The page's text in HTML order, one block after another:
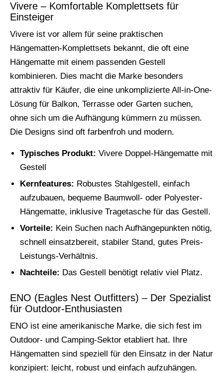
Vivere – Komfortable Komplettsets für
Einsteiger
Vivere ist vor allem für seine praktischen
Hängematten-Komplettsets bekannt, die oft eine
Hängematte mit einem passenden Gestell
kombinieren. Dies macht die Marke besonders
attraktiv für Käufer, die eine unkomplizierte All-in-One-
Lösung für Balkon, Terrasse oder Garten suchen,
ohne sich um die Aufhängung kümmern zu müssen.
Die Designs sind oft farbenfroh und modern.
Typisches Produkt: Vivere Doppel-Hängematte mit
Gestell
Kernfeatures: Robustes Stahlgestell, einfach
aufzubauen, bequeme Baumwoll- oder Polyester-
Hängematte, inklusive Tragetasche für das Gestell.
Vorteile: Kein Suchen nach Aufhängepunkten nötig,
schnell einsatzbereit, stabiler Stand, gutes Preis-
Leistungs-Verhältnis.
Nachteile: Das Gestell benötigt relativ viel Platz.
ENO (Eagles Nest Outfitters) – Der Spezialist
für Outdoor-Enthusiasten
ENO ist eine amerikanische Marke, die sich fest im
Outdoor- und Camping-Sektor etabliert hat. Ihre
Hängematten sind speziell für den Einsatz in der Natur
konzipiert: leicht, robust und einfach aufzuhängen.